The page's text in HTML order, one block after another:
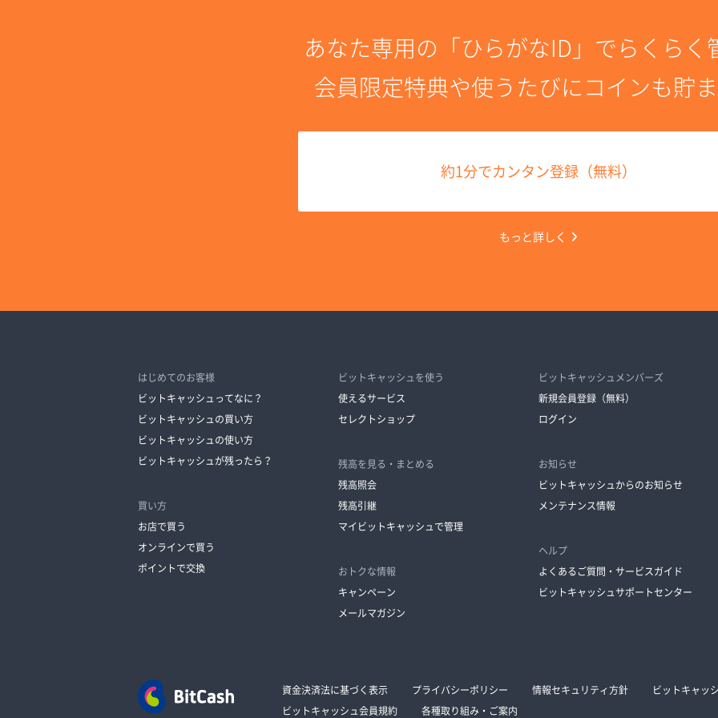
あなた専用の「ひらがなID」でらくらく
会員限定特典や使うたびにコインも貯
約1分でカンタン登録（無料）
もっと詳しく
はじめてのお客様
ビットキャッシュってなに？
ビットキャッシュの買い方
ビットキャッシュの使い方
ビットキャッシュが残ったら？
買い方
お店で買う
オンラインで買う
ポイントで交換
ビットキャッシュを使う
使えるサービス
セレクトショップ
残高を見る・まとめる
残高照会
残高引継
マイビットキャッシュで管理
おトクな情報
キャンペーン
メールマガジン
ビットキャッシュメンバーズ
新規会員登録（無料）
ログイン
お知らせ
ビットキャッシュからのお知らせ
メンテナンス情報
ヘルプ
よくあるご質問・サービスガイド
ビットキャッシュサポートセンター
資金決済法に基づく表示 プライバシーポリシー 情報セキュリティ方針 ビットキャッ
ビットキャッシュ会員規約 各種取り組み・ご案内